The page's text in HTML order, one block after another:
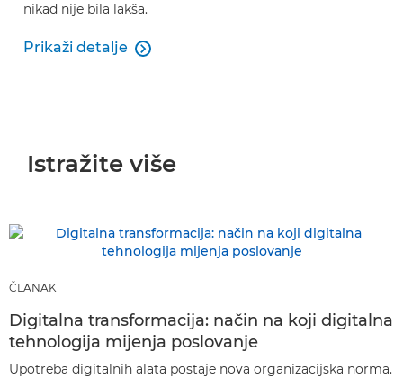
nikad nije bila lakša.
Prikaži detalje
PosterArtist

Istražite više
ČLANAK
Digitalna transformacija: način na koji digitalna
tehnologija mijenja poslovanje
Upotreba digitalnih alata postaje nova organizacijska norma.